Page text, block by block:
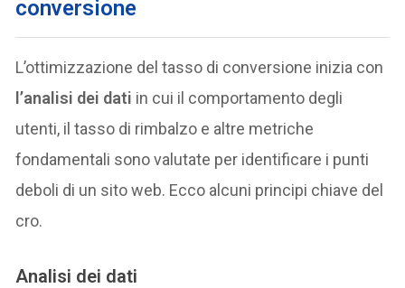
conversione
L’ottimizzazione del tasso di conversione inizia con
l’analisi dei dati in cui il comportamento degli
utenti, il tasso di rimbalzo e altre metriche
fondamentali sono valutate per identificare i punti
deboli di un sito web. Ecco alcuni principi chiave del
cro.
Analisi dei dati